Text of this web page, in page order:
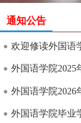
通知公告
欢迎修读外国语
外国语学院2025
外国语学院2026
外国语学院毕业